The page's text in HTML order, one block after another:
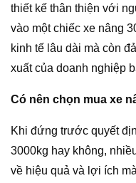
thiết kế thân thiện với
vào một chiếc xe nâng
kinh tế lâu dài mà còn
xuất của doanh nghiệp
Có nên chọn mua xe
Khi đứng trước quyết
3000kg hay không,
về hiệu quả và lợi ích